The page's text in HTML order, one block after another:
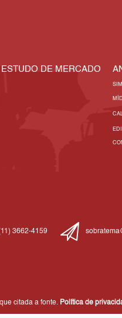
ESTUDO DE MERCADO
3662-4159
citada a fonte. Política de